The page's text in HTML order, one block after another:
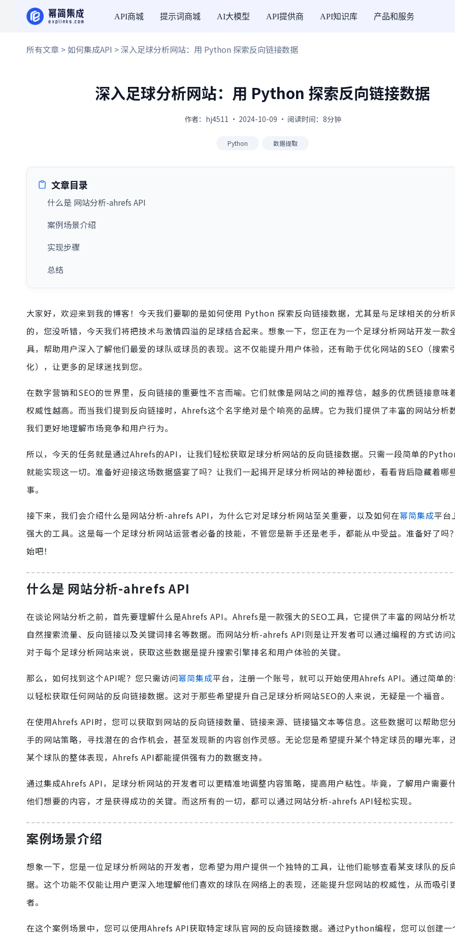
API商城 提示词商城 AI大模型 API提供商 API知识库 产品和服务
所有文章 >如何集成API > 深入足球分析网站：用 Python 探索反向链接数据
深入足球分析网站：用 Python 探索反向链接数据
作者：hj4511 · 2024-10-09 · 阅读时间：8分钟
Python 数据提取
文章目录
什么是 网站分析-ahrefs API
案例场景介绍
实现步骤
总结
大家好，欢迎来到我的博客！今天我们要聊的是如何使用 Python 探索反向链接数据，尤其是与足球相关的分析
的，您没听错，今天我们将把技术与激情四溢的足球结合起来。想象一下，您正在为一个足球分析网站开发一款
具，帮助用户深入了解他们最爱的球队或球员的表现。这不仅能提升用户体验，还有助于优化网站的SEO（搜索
化），让更多的足球迷找到您。
在数字营销和SEO的世界里，反向链接的重要性不言而喻。它们就像是网站之间的推荐信，越多的优质链接意味
权威性越高。而当我们提到反向链接时，Ahrefs这个名字绝对是个响亮的品牌。它为我们提供了丰富的网站分析
我们更好地理解市场竞争和用户行为。
所以，今天的任务就是通过Ahrefs的API，让我们轻松获取足球分析网站的反向链接数据。只需一段简单的
就能实现这一切。准备好迎接这场数据盛宴了吗？让我们一起揭开足球分析网站的神秘面纱，看看背后隐藏着哪
事。
接下来，我们会介绍什么是网站分析-ahrefs API，为什么它对足球分析网站至关重要，以及如何在幂简集成平台
强大的工具。这是每一个足球分析网站运营者必备的技能，不管您是新手还是老手，都能从中受益。准备好了吗
始吧！
什么是 网站分析-ahrefs API
在谈论网站分析之前，首先要理解什么是Ahrefs API。Ahrefs是一款强大的SEO工具，它提供了丰富的网站分析
自然搜索流量、反向链接以及关键词排名等数据。而网站分析-ahrefs API则是让开发者可以通过编程的方式访问
对于每个足球分析网站来说，获取这些数据是提升搜索引擎排名和用户体验的关键。
那么，如何找到这个API呢？您只需访问幂简集成平台，注册一个账号，就可以开始使用Ahrefs API。通过简单
以轻松获取任何网站的反向链接数据。这对于那些希望提升自己足球分析网站SEO的人来说，无疑是一个福音。
在使用Ahrefs API时，您可以获取到网站的反向链接数量、链接来源、链接锚文本等信息。这些数据可以帮助您
手的网站策略，寻找潜在的合作机会，甚至发现新的内容创作灵感。无论您是希望提升某个特定球员的曝光率，
某个球队的整体表现，Ahrefs API都能提供强有力的数据支持。
通过集成Ahrefs API，足球分析网站的开发者可以更精准地调整内容策略，提高用户粘性。毕竟，了解用户需要
他们想要的内容，才是获得成功的关键。而这所有的一切，都可以通过网站分析-ahrefs API轻松实现。
案例场景介绍
想象一下，您是一位足球分析网站的开发者，您希望为用户提供一个独特的工具，让他们能够查看某支球队的反
据。这个功能不仅能让用户更深入地理解他们喜欢的球队在网络上的表现，还能提升您网站的权威性，从而吸引
者。
在这个案例场景中，您可以使用Ahrefs API获取特定球队官网的反向链接数据。通过Python编程，您可以创建一